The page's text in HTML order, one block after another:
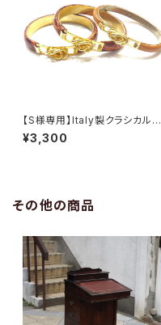
【S様専用】Italy製クラシカルバ
ングル
¥3,300
その他の商品